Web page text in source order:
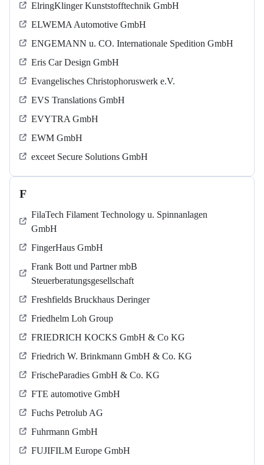
ElringKlinger Kunststofftechnik GmbH
ELWEMA Automotive GmbH
ENGEMANN u. CO. Internationale Spedition GmbH
Eris Car Design GmbH
Evangelisches Christophoruswerk e.V.
EVS Translations GmbH
EVYTRA GmbH
EWM GmbH
exceet Secure Solutions GmbH
F
FilaTech Filament Technology u. Spinnanlagen
GmbH
FingerHaus GmbH
Frank Bott und Partner mbB
Steuerberatungsgesellschaft
Freshfields Bruckhaus Deringer
Friedhelm Loh Group
FRIEDRICH KOCKS GmbH & Co KG
Friedrich W. Brinkmann GmbH & Co. KG
FrischeParadies GmbH & Co. KG
FTE automotive GmbH
Fuchs Petrolub AG
Fuhrmann GmbH
FUJIFILM Europe GmbH